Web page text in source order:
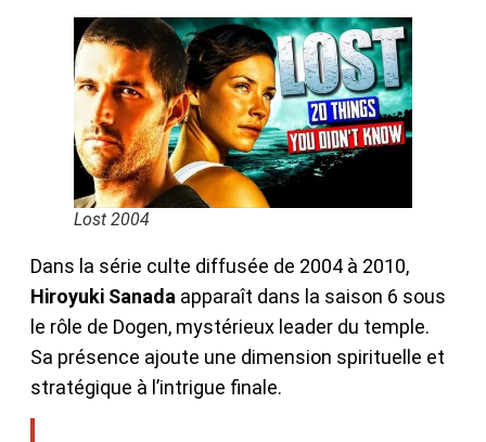
Lost 2004
Dans la série culte diffusée de 2004 à 2010,
Hiroyuki Sanada apparaît dans la saison 6 sous
le rôle de Dogen, mystérieux leader du temple.
Sa présence ajoute une dimension spirituelle et
stratégique à l’intrigue finale.